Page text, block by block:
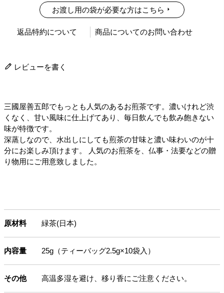
お渡し用の袋が必要な方はこちら
返品特約について 商品についてのお問い合わせ
レビューを書く
三國屋善五郎でもっとも人気のあるお煎茶です。濃いけれど渋
くなく、甘い風味に仕上げてあり、毎日飲んでも飲み飽きない
味が特徴です。
深蒸しなので、水出しにしても煎茶の甘味と濃い味わいのが十
分にお楽しみ頂けます。 人気のお煎茶を、仏事・法要などの贈
り物用にご用意致しました。
原材料 緑茶(日本)
内容量 25g（ティーバッグ2.5g×10袋入）
その他 高温多湿を避け、移り香にご注意ください。